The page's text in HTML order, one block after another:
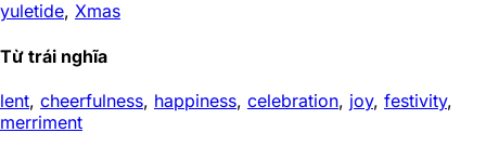
yuletide, Xmas
Từ trái nghĩa
lent, cheerfulness, happiness, celebration, joy, festivity,
merriment